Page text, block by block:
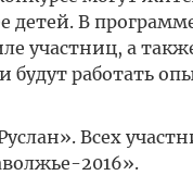
детей. В
участниц, а
работать
Всех
2016».